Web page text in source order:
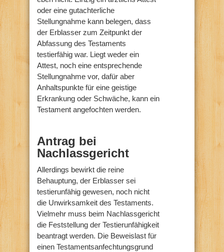
oder eine gutachterliche
Stellungnahme kann belegen, dass
der Erblasser zum Zeitpunkt der
Abfassung des Testaments
testierfähig war. Liegt weder ein
Attest, noch eine entsprechende
Stellungnahme vor, dafür aber
Anhaltspunkte für eine geistige
Erkrankung oder Schwäche, kann ein
Testament angefochten werden.
Antrag bei
Nachlassgericht
Allerdings bewirkt die reine
Behauptung, der Erblasser sei
testierunfähig gewesen, noch nicht
die Unwirksamkeit des Testaments.
Vielmehr muss beim Nachlassgericht
die Feststellung der Testierunfähigkeit
beantragt werden. Die Beweislast für
einen Testamentsanfechtungsgrund